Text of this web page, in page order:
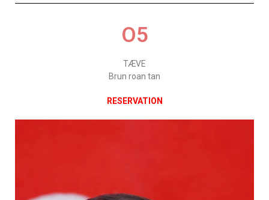
O5
TÆVE
Brun roan tan
RESERVATION